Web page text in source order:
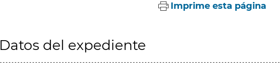
Imprime esta página
Datos del expediente